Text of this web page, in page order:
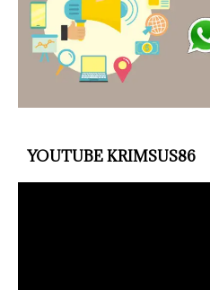
YOUTUBE KRIMSUS86